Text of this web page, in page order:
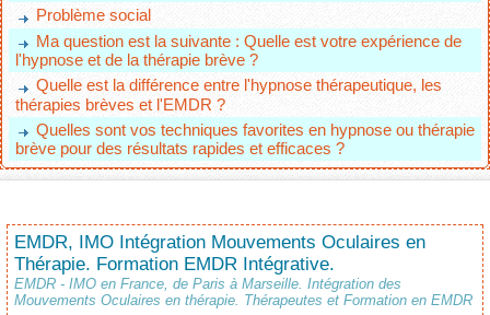
Problème social
Ma question est la suivante : Quelle est votre expérience de
l'hypnose et de la thérapie brève ?
Quelle est la différence entre l'hypnose thérapeutique, les
thérapies brèves et l'EMDR ?
Quelles sont vos techniques favorites en hypnose ou thérapie
brève pour des résultats rapides et efficaces ?
EMDR, IMO Intégration Mouvements Oculaires en
Thérapie. Formation EMDR Intégrative.
EMDR - IMO en France, de Paris à Marseille. Intégration des
Mouvements Oculaires en thérapie. Thérapeutes et Formation en EMDR